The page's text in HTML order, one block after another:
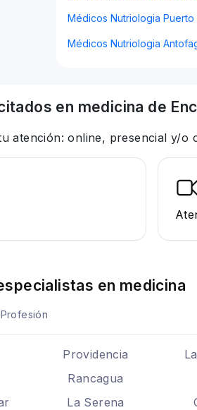
Médicos Nutriologia Puerto
Médicos Nutriologia
en medicina de
atención: online, presencial y/o
en medicina
Profesión
Providencia
Rancagua
La Serena